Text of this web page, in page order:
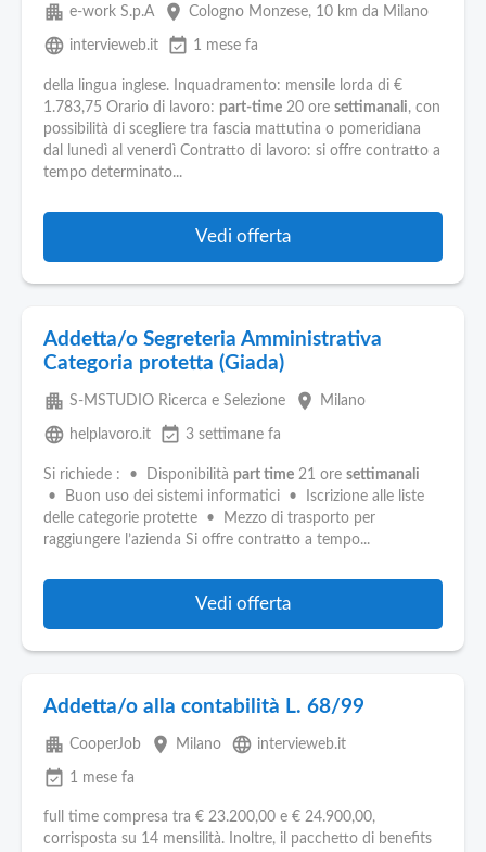
apartment e-work S.p.A place Cologno Monzese, 10 km da Milano
language intervieweb.it event_available 1 mese fa
della lingua inglese. Inquadramento: mensile lorda di €
1.783,75 Orario di lavoro: part-time 20 ore settimanali, con
possibilità di scegliere tra fascia mattutina o pomeridiana
dal lunedì al venerdì Contratto di lavoro: si offre contratto a
tempo determinato...
Vedi offerta
Addetta/o Segreteria Amministrativa
Categoria protetta (Giada)
apartment S-MSTUDIO Ricerca e Selezione place Milano
language helplavoro.it event_available 3 settimane fa
Si richiede : • Disponibilità part time 21 ore settimanali
• Buon uso dei sistemi informatici • Iscrizione alle liste
delle categorie protette • Mezzo di trasporto per
raggiungere l’azienda Si offre contratto a tempo...
Vedi offerta
Addetta/o alla contabilità L. 68/99
apartment CooperJob place Milano language intervieweb.it
event_available 1 mese fa
full time compresa tra € 23.200,00 e € 24.900,00,
corrisposta su 14 mensilità. Inoltre, il pacchetto di benefits